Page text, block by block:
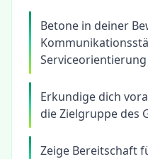
Betone in deiner
Serviceorientierung
Erkundige dich
die Zielgruppe des
Zeige Bereitschaft